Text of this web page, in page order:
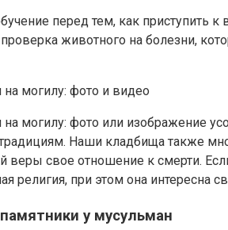
перед тем, как приступить
животного на болезни,
могилу: фото и видео
могилу: фото или изображение
Наши кладбища также
свое отношение к смерти.
религия, при этом она интересна
у мусульман